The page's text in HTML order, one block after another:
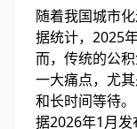
随着我国城市
据统计，2025
而，传统的公
一大痛点，尤
和长时间等待。
据2026年1月